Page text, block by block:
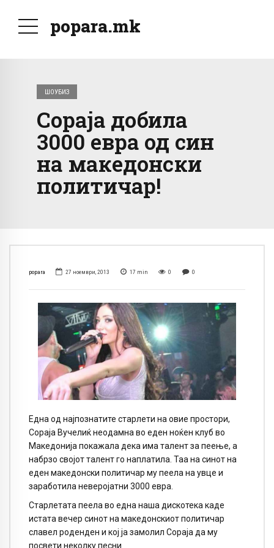
popara.mk
ШОУБИЗ
Сораја добила
3000 евра од син
на македонски
политичар!
popara 27 ноември, 2013 17 min 0 0
Една од најпознатите старлети на овие простори,
Сораја Вучелиќ неодамна во еден ноќен клуб во
Македонија покажала дека има талент за пеење, а
набрзо својот талент го наплатила. Таа на синот на
еден македонски политичар му пеела на увце и
заработила неверојатни 3000 евра.
Старлетата пеела во една наша дискотека каде
истата вечер синот на македонскиот политичар
славел роденден и кој ја замолил Сораја да му
посвети неколку песни.